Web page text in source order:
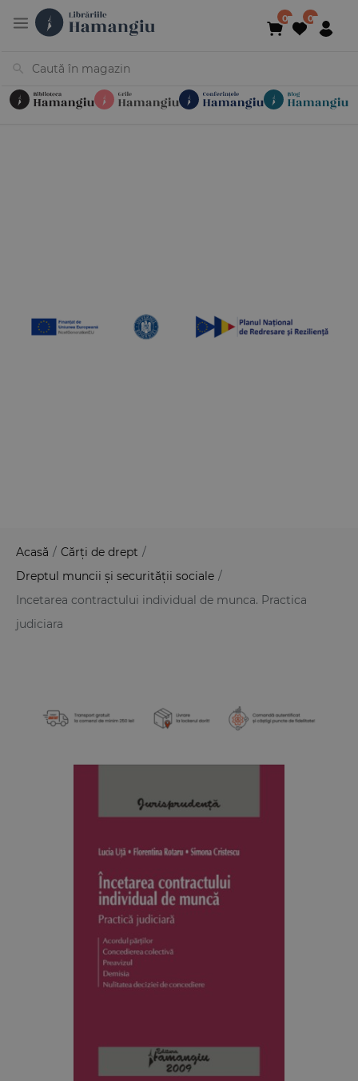
Acasă / Cărți de drept /
Dreptul muncii și securității sociale /
Incetarea contractului individual de munca. Practica
judiciara